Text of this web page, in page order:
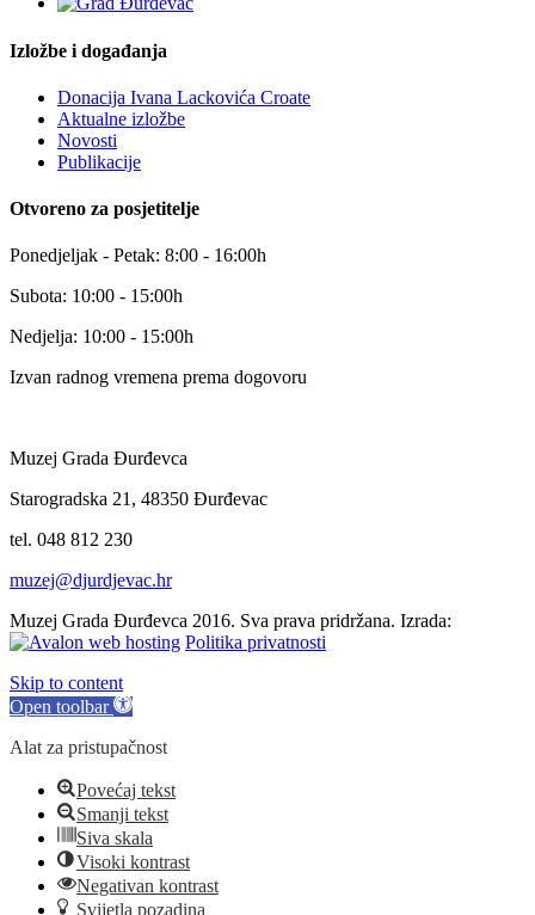
Izložbe i događanja
Donacija Ivana Lackovića Croate
Aktualne izložbe
Novosti
Publikacije
Otvoreno za posjetitelje
Ponedjeljak - Petak: 8:00 - 16:00h
Subota: 10:00 - 15:00h
Nedjelja: 10:00 - 15:00h
Izvan radnog vremena prema dogovoru
Muzej Grada Đurđevca
Starogradska 21, 48350 Đurđevac
tel. 048 812 230
muzej@djurdjevac.hr
Muzej Grada Đurđevca 2016. Sva prava pridržana. Izrada:
Politika privatnosti
Skip to content
Open toolbar
Alat za pristupačnost
Povećaj tekst
Smanji tekst
Siva skala
Visoki kontrast
Negativan kontrast
Svijetla pozadina